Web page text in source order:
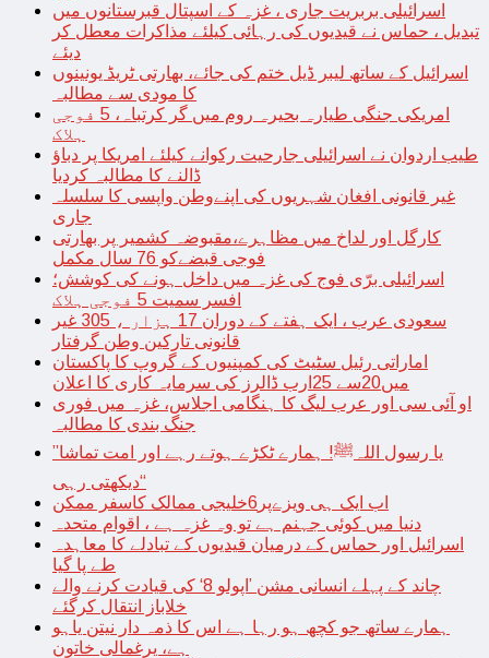
اسرائیلی بربریت جاری ، غزہ کے اسپتال قبرستانوں میں
تبدیل ، حماس نے قیدیوں کی رہائی کیلئے مذاکرات معطل کر
دیئے
اسرائیل کے ساتھ لیبر ڈیل ختم کی جائے، بھارتی ٹریڈ یونینوں
کا مودی سے مطالبہ
امریکی جنگی طیارہ بحیرہ روم میں گر کرتباہ، 5 فوجی
ہلاک
طیب اردوان نے اسرائیلی جارحیت رکوانے کیلئے امریکا پر دباؤ
ڈالنے کا مطالبہ کردیا
غیر قانونی افغان شہریوں کی اپنےوطن واپسی کا سلسلہ
جاری
کارگل اور لداخ میں مظاہرے،مقبوضہ کشمیر پر بھارتی
فوجی قبضےکو 76 سال مکمل
اسرائیلی برّی فوج کی غزہ میں داخل ہونے کی کوشش؛
افسر سمیت 5 فوجی ہلاک
سعودی عرب ، ایک ہفتے کے دوران 17 ہزار ، 305 غیر
قانونی تارکین وطن گرفتار
اماراتی رئیل سٹیٹ کی کمپنیوں کے گروپ کا پاکستان
میں20سے 25ارب ڈالرز کی سرمایہ کاری کا اعلان
او آئی سی اور عرب لیگ کا ہنگامی اجلاس، غزہ میں فوری
جنگ بندی کا مطالبہ
’’یا رسول اللہﷺ! ہمارے ٹکڑے ہوتے رہے اور امت تماشا
دیکھتی رہی‘‘
اب ایک ہی ویزےپر6خلیجی ممالک کاسفر ممکن
دنیا میں کوئی جہنم ہے تو وہ غزہ ہے ، اقوام متحدہ
اسرائیل اور حماس کے درمیان قیدیوں کے تبادلے کا معاہدہ
طے پا گیا
چاند کے پہلے انسانی مشن ’اپولو 8‘ کی قیادت کرنے والے
خلاباز انتقال کرگئے
ہمارے ساتھ جو کچھ ہو رہا ہے اس کا ذمہ دار نیتن یاہو
ہے، یرغمالی خاتون